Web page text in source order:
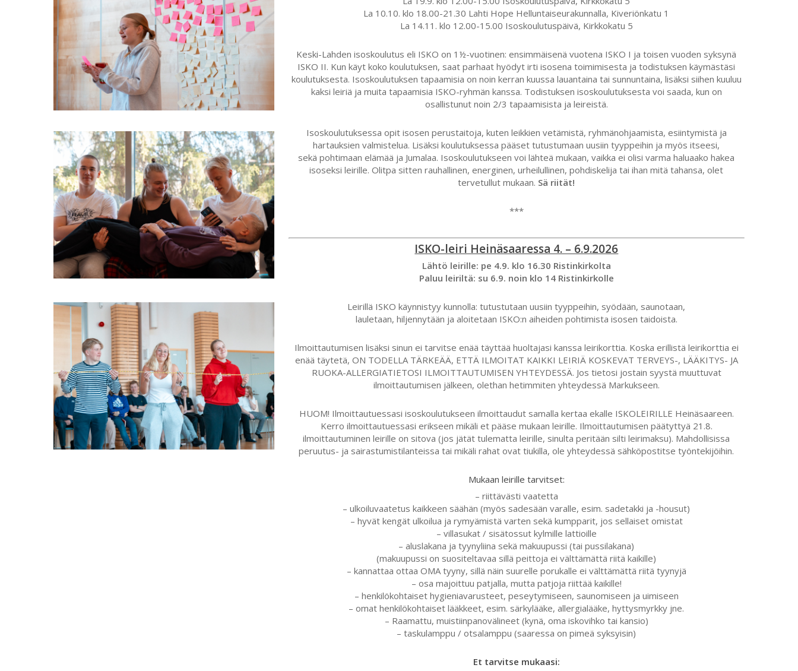
La 10.10. klo 18.00-21.30 Lahti Hope Helluntaiseurakunnalla, Kiveriönkatu 1
La 14.11. klo 12.00-15.00 Isoskoulutuspäivä, Kirkkokatu 5
Keski-Lahden isoskoulutus eli ISKO on 1½-vuotinen: ensimmäisenä vuotena ISKO I ja toisen vuoden syksynä
ISKO II. Kun käyt koko koulutuksen, saat parhaat hyödyt irti isosena toimimisesta ja todistuksen käymästäsi
koulutuksesta. Isoskoulutuksen tapaamisia on noin kerran kuussa lauantaina tai sunnuntaina, lisäksi siihen kuuluu
kaksi leiriä ja muita tapaamisia ISKO-ryhmän kanssa. Todistuksen isoskoulutuksesta voi saada, kun on
osallistunut noin 2/3 tapaamisista ja leireistä.
Isoskoulutuksessa opit isosen perustaitoja, kuten leikkien vetämistä, ryhmänohjaamista, esiintymistä ja
hartauksien valmistelua. Lisäksi koulutuksessa pääset tutustumaan uusiin tyyppeihin ja myös itseesi,
sekä pohtimaan elämää ja Jumalaa. Isoskoulutukseen voi lähteä mukaan, vaikka ei olisi varma haluaako hakea
isoseksi leirille. Olitpa sitten rauhallinen, energinen, urheilullinen, pohdiskelija tai ihan mitä tahansa, olet
tervetullut mukaan. Sä riität!
***
ISKO-leiri Heinäsaaressa 4. – 6.9.2026
Lähtö leirille: pe 4.9. klo 16.30 Ristinkirkolta
Paluu leiriltä: su 6.9. noin klo 14 Ristinkirkolle
Leirillä ISKO käynnistyy kunnolla: tutustutaan uusiin tyyppeihin, syödään, saunotaan,
lauletaan, hiljennytään ja aloitetaan ISKO:n aiheiden pohtimista isosen taidoista.
Ilmoittautumisen lisäksi sinun ei tarvitse enää täyttää huoltajasi kanssa leirikorttia. Koska erillistä leirikorttia ei
enää täytetä, ON TODELLA TÄRKEÄÄ, ETTÄ ILMOITAT KAIKKI LEIRIÄ KOSKEVAT TERVEYS-, LÄÄKITYS- JA
RUOKA-ALLERGIATIETOSI ILMOITTAUTUMISEN YHTEYDESSÄ. Jos tietosi jostain syystä muuttuvat
ilmoittautumisen jälkeen, olethan hetimmiten yhteydessä Markukseen.
HUOM! Ilmoittautuessasi isoskoulutukseen ilmoittaudut samalla kertaa ekalle ISKOLEIRILLE Heinäsaareen.
Kerro ilmoittautuessasi erikseen mikäli et pääse mukaan leirille. Ilmoittautumisen päätyttyä 21.8.
ilmoittautuminen leirille on sitova (jos jätät tulematta leirille, sinulta peritään silti leirimaksu). Mahdollisissa
peruutus- ja sairastumistilanteissa tai mikäli rahat ovat tiukilla, ole yhteydessä sähköpostitse työntekijöihin.
Mukaan leirille tarvitset:
– riittävästi vaatetta
– ulkoiluvaatetus kaikkeen säähän (myös sadesään varalle, esim. sadetakki ja -housut)
– hyvät kengät ulkoilua ja rymyämistä varten sekä kumpparit, jos sellaiset omistat
– villasukat / sisätossut kylmille lattioille
– aluslakana ja tyynyliina sekä makuupussi (tai pussilakana)
(makuupussi on suositeltavaa sillä peittoja ei välttämättä riitä kaikille)
– kannattaa ottaa OMA tyyny, sillä näin suurelle porukalle ei välttämättä riitä tyynyjä
– osa majoittuu patjalla, mutta patjoja riittää kaikille!
– henkilökohtaiset hygieniavarusteet, peseytymiseen, saunomiseen ja uimiseen
– omat henkilökohtaiset lääkkeet, esim. särkylääke, allergialääke, hyttysmyrkky jne.
– Raamattu, muistiinpanovälineet (kynä, oma iskovihko tai kansio)
– taskulamppu / otsalamppu (saaressa on pimeä syksyisin)
Et tarvitse mukaasi: